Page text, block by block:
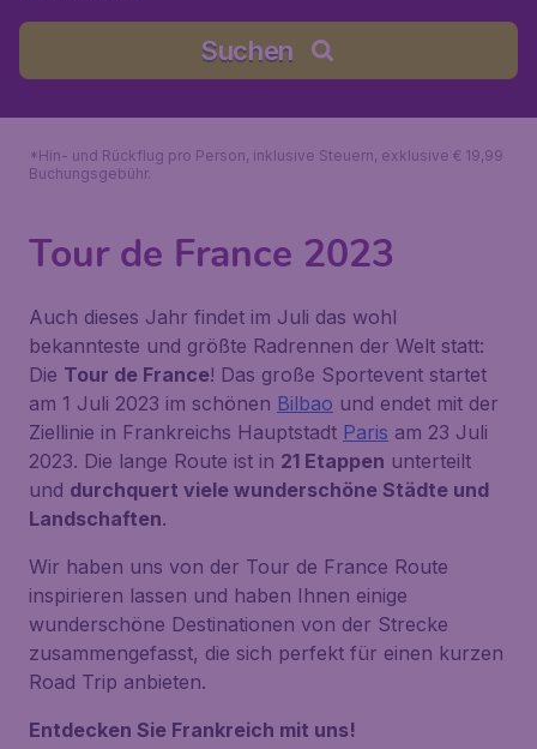
Suchen
*Hin- und Rückflug pro Person, inklusive Steuern, exklusive € 19,99
Buchungsgebühr.
Tour de France 2023
Auch dieses Jahr findet im Juli das wohl
bekannteste und größte Radrennen der Welt statt:
Die Tour de France! Das große Sportevent startet
am 1 Juli 2023 im schönen Bilbao und endet mit der
Ziellinie in Frankreichs Hauptstadt Paris am 23 Juli
2023. Die lange Route ist in 21 Etappen unterteilt
und durchquert viele wunderschöne Städte und
Landschaften.
Wir haben uns von der Tour de France Route
inspirieren lassen und haben Ihnen einige
wunderschöne Destinationen von der Strecke
zusammengefasst, die sich perfekt für einen kurzen
Road Trip anbieten.
Entdecken Sie Frankreich mit uns!